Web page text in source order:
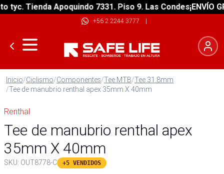
Tienda Apoquindo 7331. Piso 9. Las Condes¡ENVÍO
+56 2 2244 3777 |
Inicio/Ciclismo/Componentes/Tee MTB/Tee 31.8mm
/Tee de manubrio renthal apex 35mm X 40mm
Renthal
Tee de manubrio renthal apex
35mm X 40mm
SKU: OUT8778-C +5 VENDIDOS